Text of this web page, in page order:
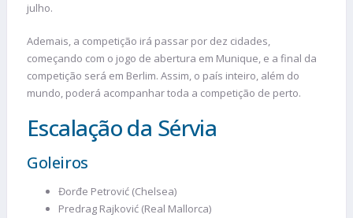
julho.
Ademais, a competição irá passar por dez cidades,
começando com o jogo de abertura em Munique, e a final da
competição será em Berlim. Assim, o país inteiro, além do
mundo, poderá acompanhar toda a competição de perto.
Escalação da Sérvia
Goleiros
Đorđe Petrović (Chelsea)
Predrag Rajković (Real Mallorca)